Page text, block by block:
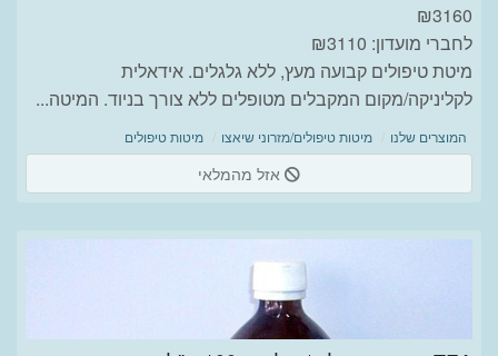
₪3160
לחברי מועדון: ₪3110
מיטת טיפולים קבועה מעץ, ללא גלגלים. אידאלית
לקליניקה/מקום המקבלים מטופלים ללא צורך בניוד. המיטה...
המוצרים שלנו מיטות טיפולים/מזרוני שיאצו מיטות טיפולים
אזל מהמלאי